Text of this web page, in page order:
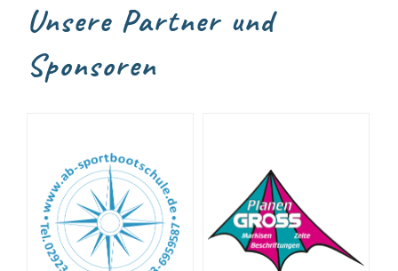
Unsere Partner und
Sponsoren